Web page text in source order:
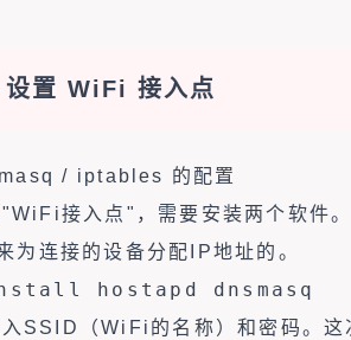
置 WiFi 接入点
/ iptables 的配置
接入点"，需要安装两个软件。
为连接的设备分配IP地址的。
hostapd dnsmasq
SSID（WiFi的名称）和密码。这